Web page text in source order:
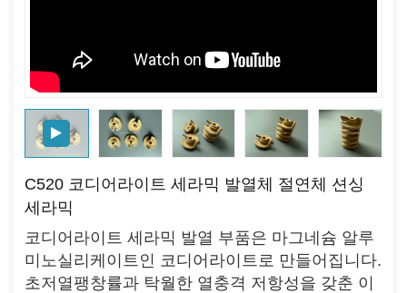
C520 코디어라이트 세라믹 발열체 절연체 션싱
세라믹
코디어라이트 세라믹 발열 부품은 마그네슘 알루
미노실리케이트인 코디어라이트로 만들어집니다.
초저열팽창률과 탁월한 열충격 저항성을 갖춘 이